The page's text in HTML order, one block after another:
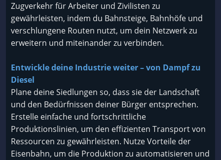
Zugverkehr für Arbeiter und Zivilisten zu
gewährleisten, indem du Bahnsteige, Bahnhöfe und
verschlungene Routen nutzt, um dein Netzwerk zu
erweitern und miteinander zu verbinden.
Entwickle deine Industrie weiter – von Dampf zu
Diesel
Plane deine Siedlungen so, dass sie der Landschaft
und den Bedürfnissen deiner Bürger entsprechen.
Erstelle einfache und fortschrittliche
Produktionslinien, um den effizienten Transport von
Ressourcen zu gewährleisten. Nutze Vorteile der
Eisenbahn, um die Produktion zu automatisieren und